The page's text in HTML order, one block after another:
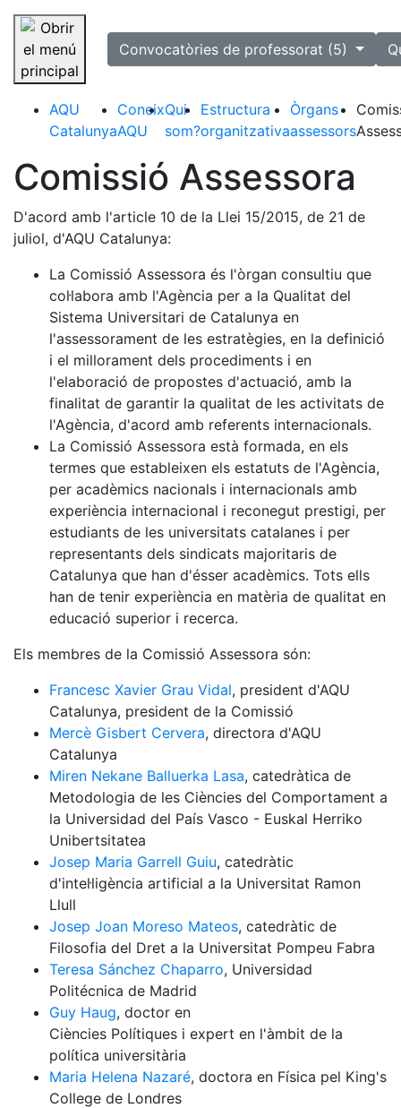
Saltar la navegació
selectedConvocatòries de professorat (5)
AQU
Catalunya
Coneix
AQU
Qui
som?
Estructura
organitzativa
Òrgans
assessors
Comissió Assessora
D'acord amb l'article 10 de la Llei 15/2015, de 21 de
juliol, d'AQU Catalunya:
La Comissió Assessora és l'òrgan consultiu que
col·labora amb l'Agència per a la Qualitat del
Sistema Universitari de Catalunya en
l'assessorament de les estratègies, en la definició
i el millorament dels procediments i en
l'elaboració de propostes d'actuació, amb la
finalitat de garantir la qualitat de les activitats de
l'Agència, d'acord amb referents internacionals.
La Comissió Assessora està formada, en els
termes que estableixen els estatuts de l'Agència,
per acadèmics nacionals i internacionals amb
experiència internacional i reconegut prestigi, per
estudiants de les universitats catalanes i per
representants dels sindicats majoritaris de
Catalunya que han d'ésser acadèmics. Tots ells
han de tenir experiència en matèria de qualitat en
educació superior i recerca.
Els membres de la Comissió Assessora són:
Francesc Xavier Grau Vidal, president d'AQU
Catalunya, president de la Comissió
Mercè Gisbert Cervera, directora d'AQU
Catalunya
Miren Nekane Balluerka Lasa, catedràtica de
Metodologia de les Ciències del Comportament a
la Universidad del País Vasco - Euskal Herriko
Unibertsitatea
Josep Maria Garrell Guiu, catedràtic
d'intel·ligència artificial a la Universitat Ramon
Llull
Josep Joan Moreso Mateos, catedràtic de
Filosofia del Dret a la Universitat Pompeu Fabra
Teresa Sánchez Chaparro, Universidad
Politécnica de Madrid
Guy Haug, doctor en
Ciències Polítiques i expert en l'àmbit de la
política universitària
Maria Helena Nazaré, doctora en Física pel King's
College de Londres